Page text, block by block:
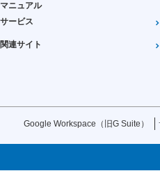
マニュアル
サービス
関連サイト
Google Workspace（旧G Suite）